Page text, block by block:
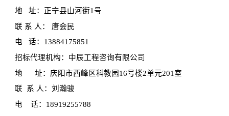
地
址：正宁县山河街1 号
联 系 人：
唐会民
电
话： 13884175851
招标代理机构：中辰工程咨询有限公司
地
址：庆阳市西峰区科教园 16号楼2单元201 室
联
系 人：刘瀚骏
电
话： 18919255788